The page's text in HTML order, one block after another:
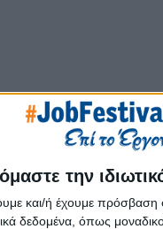
την
και/ή έχουμε
δεδομένα, όπως
μοναδικές εμπειρίες
Châ teaux Porto
πρώτο ξενοδοχείο,